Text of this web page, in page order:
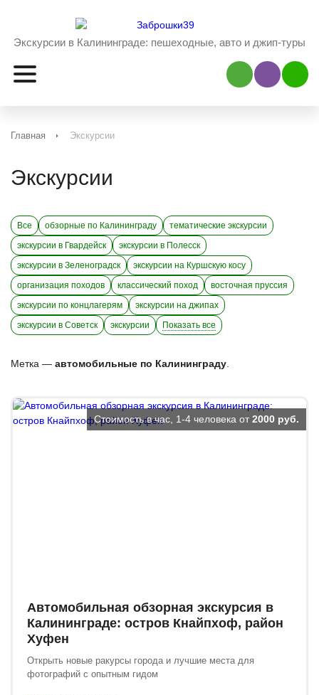
Экскурсии в Калининграде: пешеходные, авто и джип-туры
Наш ViberНаш
Главная Экскурсии
Экскурсии
Все обзорные по Калининграду
тематические экскурсии
экскурсии в Гвардейск
экскурсии в Полесск
экскурсии в Зеленоградск
экскурсии на Куршскую косу
организация походов
классический поход
восточная пруссия
экскурсии по концлагерям
экскурсии на джипах
экскурсии в Советск
экскурсии Показать все
Метка — автомобильные по Калининграду
Автомобильная обзорная экскурсия в
Калининграде: остров Кнайпхоф, район
Хуфен
Открыть новые ракурсы города и лучшие места для
фотографий с опытным гидом
Стоимость в час, 1-4 человека от 2000 руб.